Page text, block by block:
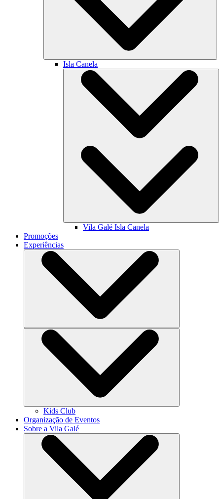
Isla Canela
Vila Galé Isla Canela
Promoções
Experiências
Kids Club
Organização de Eventos
Sobre a Vila Galé